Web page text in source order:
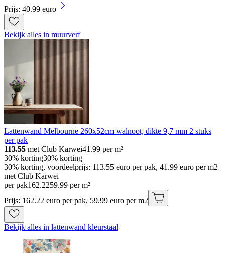
Prijs: 40.99 euro
Bekijk alles in muurverf
Lattenwand Melbourne 260x52cm walnoot, dikte 9,7 mm 2 stuks
per pak
113.55 met Club Karwei41.99 per m²
30% korting30% korting
30% korting, voordeelprijs: 113.55 euro per pak, 41.99 euro per m2
met Club Karwei
per pak162.2259.99 per m²
Prijs: 162.22 euro per pak, 59.99 euro per m2
Bekijk alles in lattenwand kleurstaal